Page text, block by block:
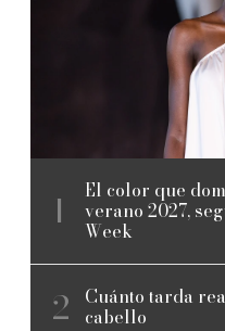
El color que
verano 2027,
Week
Cuánto tarda
cabello